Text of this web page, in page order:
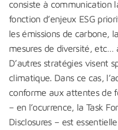
consiste à communication
fonction d’enjeux ESG
les émissions de carbone,
mesures de diversité, etc…
D’autres stratégies visent
climatique. Dans ce cas,
conforme aux attentes de
– en l’ocurrence, la Task
Disclosures – est